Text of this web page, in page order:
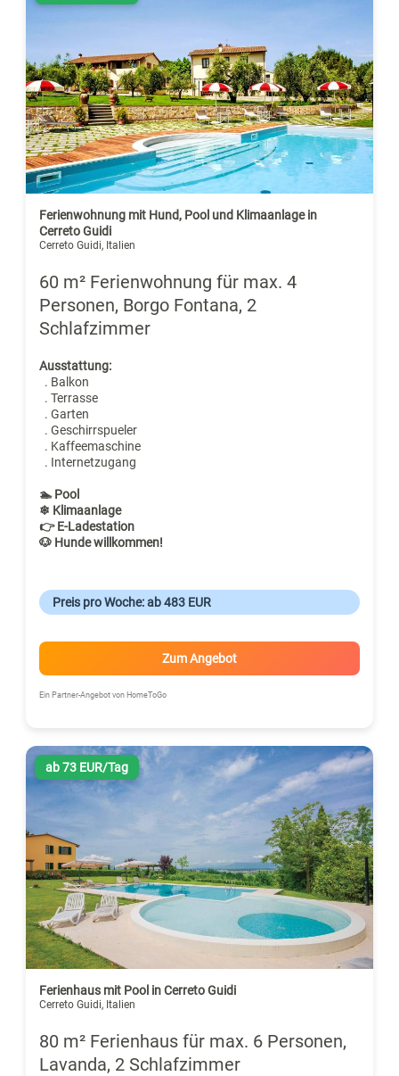
Ferienwohnung mit Hund, Pool und Klimaanlage in
Cerreto Guidi
Cerreto Guidi, Italien
60 m² Ferienwohnung für max. 4
Personen, Borgo Fontana, 2
Schlafzimmer
Ausstattung:
. Balkon
. Terrasse
. Garten
. Geschirrspueler
. Kaffeemaschine
. Internetzugang
🏊 Pool
❄ Klimaanlage
👉 E-Ladestation
🐶 Hunde willkommen!
Preis pro Woche: ab 483 EUR
Zum Angebot
Ein Partner-Angebot von HomeToGo
ab 73 EUR/Tag
Ferienhaus mit Pool in Cerreto Guidi
Cerreto Guidi, Italien
80 m² Ferienhaus für max. 6 Personen,
Lavanda, 2 Schlafzimmer